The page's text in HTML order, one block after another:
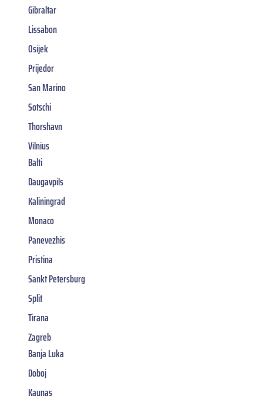
Gibraltar
Lissabon
Osijek
Prijedor
San Marino
Sotschi
Thorshavn
Vilnius
Balti
Daugavpils
Kaliningrad
Monaco
Panevezhis
Pristina
Sankt Petersburg
Split
Tirana
Zagreb
Banja Luka
Doboj
Kaunas